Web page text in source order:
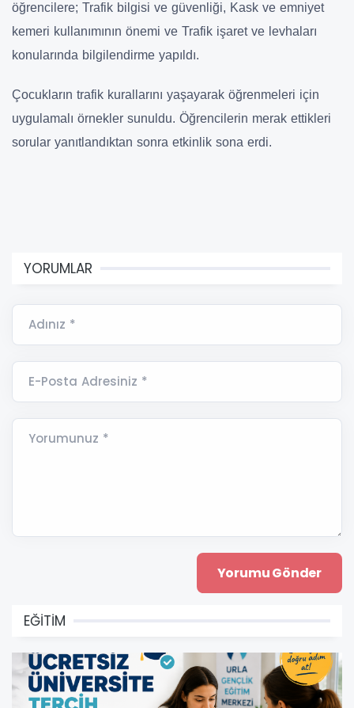
öğrencilere; Trafik bilgisi ve güvenliği, Kask ve emniyet
kemeri kullanımının önemi ve Trafik işaret ve levhaları
konularında bilgilendirme yapıldı.
Çocukların trafik kurallarını yaşayarak öğrenmeleri için
uygulamalı örnekler sunuldu. Öğrencilerin merak ettikleri
sorular yanıtlandıktan sonra etkinlik sona erdi.
YORUMLAR
Adınız *
E-Posta Adresiniz *
Yorumunuz *
EĞİTİM